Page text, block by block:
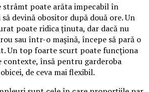
poate arăta impecabil în
devină obositor după două ore. Un
poate ridica ținuta, dar dacă nu
sau într-o mașină, începe să pară o
Un top foarte scurt poate funcționa
contexte, însă pentru garderoba
de ceva mai flexibil.